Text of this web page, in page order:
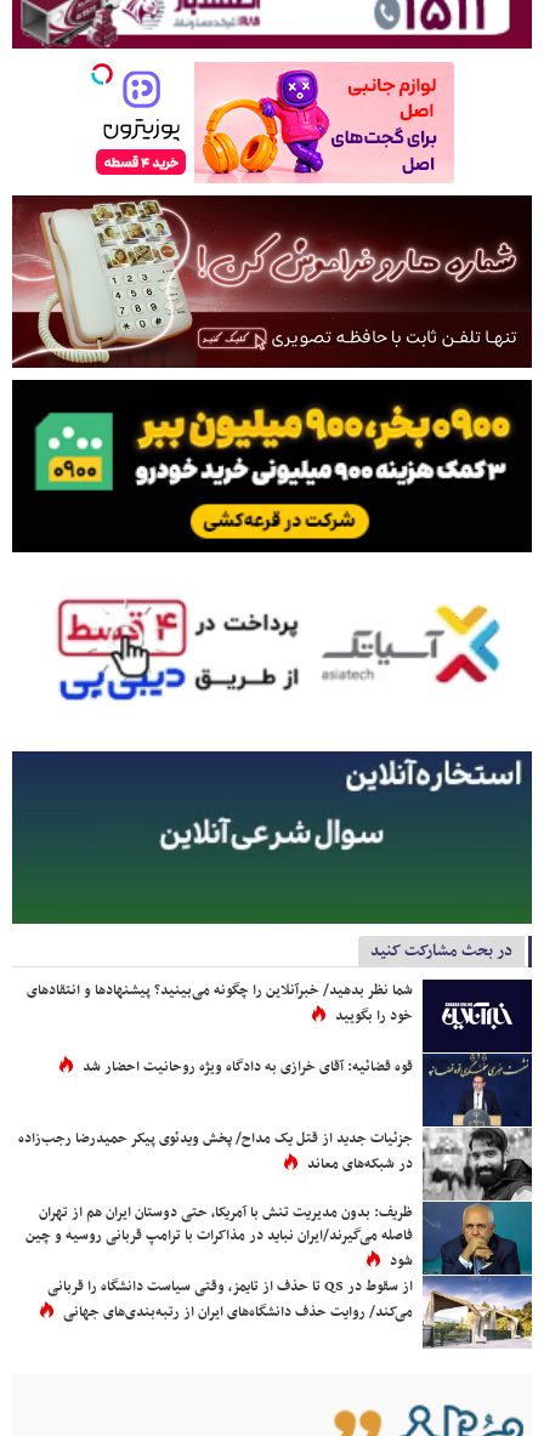
در بحث مشارکت کنید
شما نظر بدهید/ خبرآنلاین را چگونه می‌بینید؟ پیشنهادها و انتقادهای
خود را بگویید
قوه قضائیه: آقای خرازی به دادگاه ویژه روحانیت احضار شد
جزئیات جدید از قتل یک مداح/ پخش ویدئوی پیکر حمیدرضا رجب‌زاده
در شبکه‌های معاند
ظریف: بدون مدیریت تنش با آمریکا، حتی دوستان ایران هم از تهران
فاصله می‌گیرند/ایران نباید در مذاکرات با ترامپ قربانی روسیه و چین
شود
از سقوط در QS تا حذف از تایمز، وقتی سیاست دانشگاه را قربانی
می‌کند/ روایت حذف دانشگاه‌های ایران از رتبه‌بندی‌های جهانی